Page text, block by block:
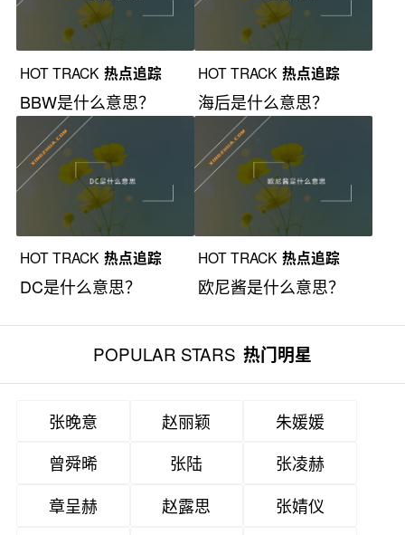
HOT TRACK 热点追踪
BBW是什么意思？
HOT TRACK 热点追踪
海后是什么意思？
HOT TRACK 热点追踪
DC是什么意思？
HOT TRACK 热点追踪
欧尼酱是什么意思？
POPULAR STARS 热门明星
张晚意 赵丽颖
朱媛媛
曾舜晞
张陆
张凌赫
章呈赫
赵露思
张婧仪